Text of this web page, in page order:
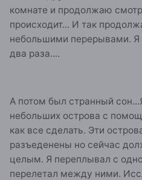
комнате и продолжаю
происходит... И так
небольшими перерывами. Я
два раза....
А потом был странный
небольших острова с
как все сделать. Эти
разъеденены но сейчас
целым. Я переплывал с
перелетал между ними.